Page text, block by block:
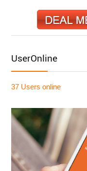
UserOnline
37 Users online